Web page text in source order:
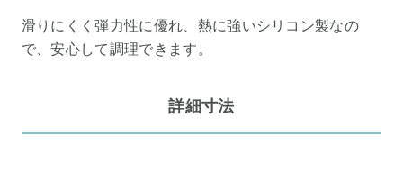
滑りにくく弾力性に優れ、熱に強いシリコン製なの
で、安心して調理できます。
詳細寸法